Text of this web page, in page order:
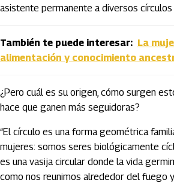
asistente permanente a diversos círculos
También te puede interesar: La
alimentación y conocimiento
¿Pero cuál es su origen, cómo surgen
hace que ganen más seguidoras?
“El círculo es una forma geométrica
mujeres: somos seres biológicamente
es una vasija circular donde la vida
como nos reunimos alrededor del fuego